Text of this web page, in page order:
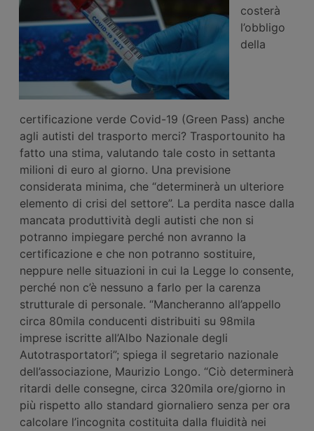
costerà
l’obbligo
della
certificazione verde Covid-19 (Green Pass) anche
agli autisti del trasporto merci? Trasportounito ha
fatto una stima, valutando tale costo in settanta
milioni di euro al giorno. Una previsione
considerata minima, che “determinerà un ulteriore
elemento di crisi del settore”. La perdita nasce dalla
mancata produttività degli autisti che non si
potranno impiegare perché non avranno la
certificazione e che non potranno sostituire,
neppure nelle situazioni in cui la Legge lo consente,
perché non c’è nessuno a farlo per la carenza
strutturale di personale. “Mancheranno all’appello
circa 80mila conducenti distribuiti su 98mila
imprese iscritte all’Albo Nazionale degli
Autotrasportatori”; spiega il segretario nazionale
dell’associazione, Maurizio Longo. “Ciò determinerà
ritardi delle consegne, circa 320mila ore/giorno in
più rispetto allo standard giornaliero senza per ora
calcolare l’incognita costituita dalla fluidità nei